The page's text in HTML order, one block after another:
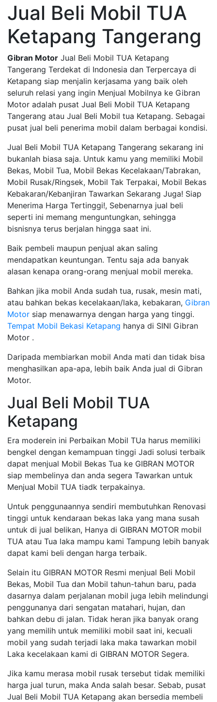
Jual Beli Mobil TUA
Ketapang Tangerang
Gibran Motor Jual Beli Mobil TUA Ketapang
Tangerang Terdekat di Indonesia dan Terpercaya di
Ketapang siap menjalin kerjasama yang baik oleh
seluruh relasi yang ingin Menjual Mobilnya ke Gibran
Motor adalah pusat Jual Beli Mobil TUA Ketapang
Tangerang atau Jual Beli Mobil tua Ketapang. Sebagai
pusat jual beli penerima mobil dalam berbagai kondisi.
Jual Beli Mobil TUA Ketapang Tangerang sekarang ini
bukanlah biasa saja. Untuk kamu yang memiliki Mobil
Bekas, Mobil Tua, Mobil Bekas Kecelakaan/Tabrakan,
Mobil Rusak/Ringsek, Mobil Tak Terpakai, Mobil Bekas
Kebakaran/Kebanjiran Tawarkan Sekarang Juga! Siap
Menerima Harga Tertinggi!, Sebenarnya jual beli
seperti ini memang menguntungkan, sehingga
bisnisnya terus berjalan hingga saat ini.
Baik pembeli maupun penjual akan saling
mendapatkan keuntungan. Tentu saja ada banyak
alasan kenapa orang-orang menjual mobil mereka.
Bahkan jika mobil Anda sudah tua, rusak, mesin mati,
atau bahkan bekas kecelakaan/laka, kebakaran, Gibran
Motor siap menawarnya dengan harga yang tinggi.
Tempat Mobil Bekasi Ketapang hanya di SINI Gibran
Motor .
Daripada membiarkan mobil Anda mati dan tidak bisa
menghasilkan apa-apa, lebih baik Anda jual di Gibran
Motor.
Jual Beli Mobil TUA
Ketapang
Era moderein ini Perbaikan Mobil TUa harus memiliki
bengkel dengan kemampuan tinggi Jadi solusi terbaik
dapat menjual Mobil Bekas Tua ke GIBRAN MOTOR
siap membelinya dan anda segera Tawarkan untuk
Menjual Mobil TUA tiadk terpakainya.
Untuk penggunaannya sendiri membutuhkan Renovasi
tinggi untuk kendaraan bekas laka yang mana susah
untuk di jual belikan, Hanya di GIBRAN MOTOR mobil
TUA atau Tua laka mampu kami Tampung lebih banyak
dapat kami beli dengan harga terbaik.
Selain itu GIBRAN MOTOR Resmi menjual Beli Mobil
Bekas, Mobil Tua dan Mobil tahun-tahun baru, pada
dasarnya dalam perjalanan mobil juga lebih melindungi
penggunanya dari sengatan matahari, hujan, dan
bahkan debu di jalan. Tidak heran jika banyak orang
yang memilih untuk memiliki mobil saat ini, kecuali
mobil yang sudah terjadi laka maka tawarkan mobil
Laka kecelakaan kami di GIBRAN MOTOR Segera.
Jika kamu merasa mobil rusak tersebut tidak memiliki
harga jual turun, maka Anda salah besar. Sebab, pusat
Jual Beli Mobil TUA Ketapang akan bersedia membeli